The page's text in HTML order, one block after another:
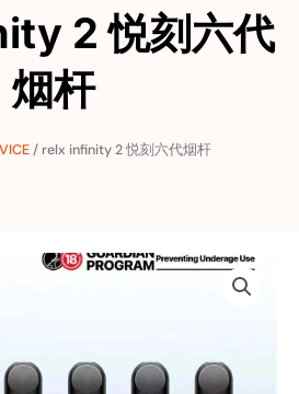
2 悦刻六代
烟杆
/ relx infinity 2 悦刻六代烟杆